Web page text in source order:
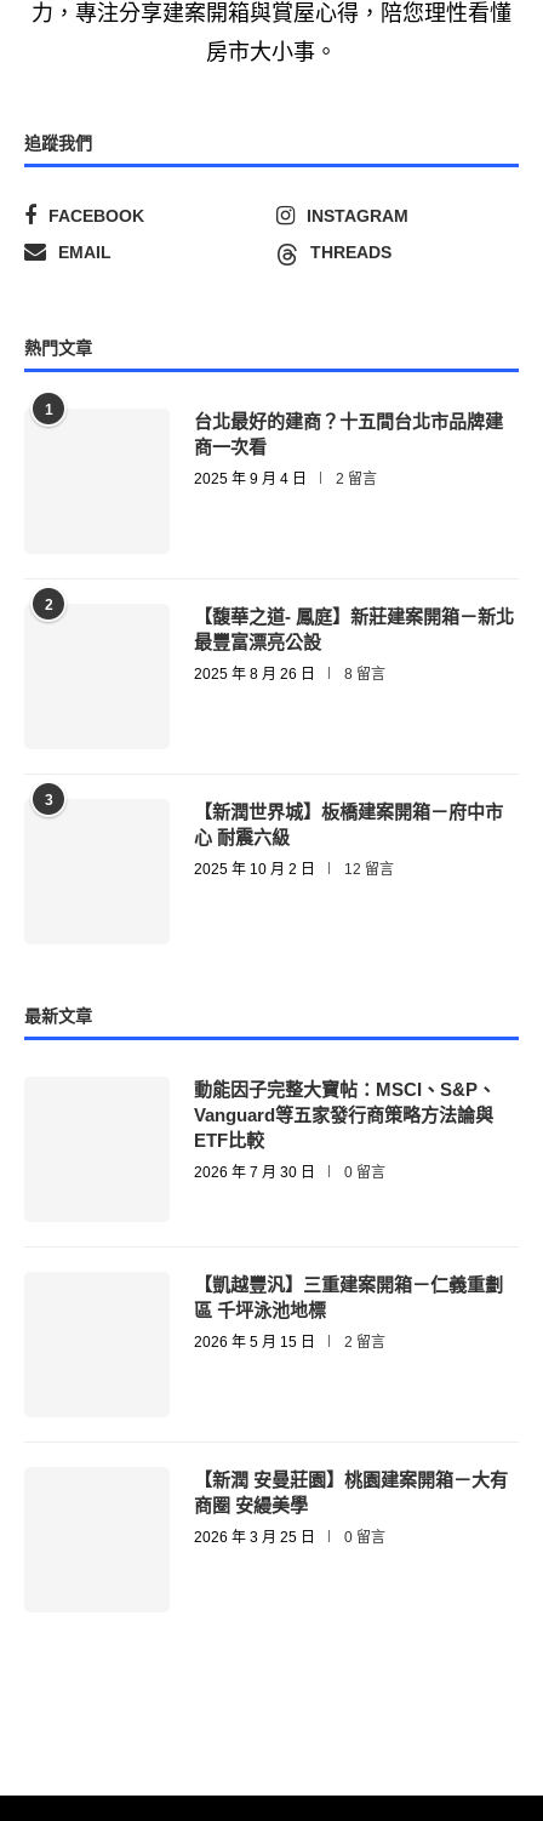
力，專注分享建案開箱與賞屋心得，陪您理性看懂
房市大小事。
追蹤我們
FACEBOOK
INSTAGRAM
EMAIL
THREADS
熱門文章
1
台北最好的建商？十五間台北市品牌建
商一次看
2025 年 9 月 4 日 2 留言
2
【馥華之道- 鳳庭】新莊建案開箱－新北
最豐富漂亮公設
2025 年 8 月 26 日 8 留言
3
【新潤世界城】板橋建案開箱－府中市
心 耐震六級
2025 年 10 月 2 日 12 留言
最新文章
動能因子完整大寶帖：MSCI、S&P、
Vanguard等五家發行商策略方法論與
ETF比較
2026 年 7 月 30 日 0 留言
【凱越豐汎】三重建案開箱－仁義重劃
區 千坪泳池地標
2026 年 5 月 15 日 2 留言
【新潤 安曼莊園】桃園建案開箱－大有
商圈 安縵美學
2026 年 3 月 25 日 0 留言